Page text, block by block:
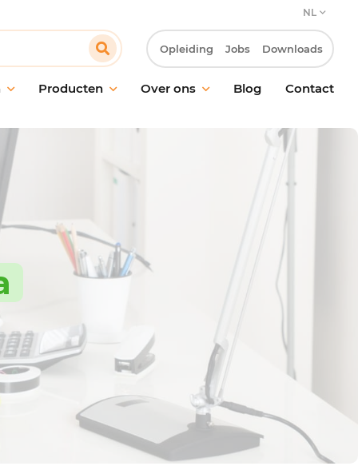
NL
Producten
van vloeren
van ramen en
reiniging
van geurtjes
en
Over ons
Onze verbintenis
Innovatie & Laboratorium R&D
Werken bij Pollet
Blog Contact
Opleiding Jobs Downloads